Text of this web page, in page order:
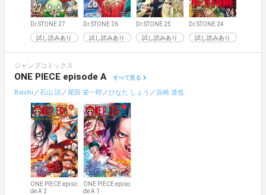
Dr.STONE 27
試し読みあり
Dr.STONE 26
試し読みあり
Dr.STONE 25
試し読みあり
Dr.STONE 24
試し読みあり
ジャンプコミックス
ONE PIECE episode A すべて見る
Boichi ／石山 諒／ 尾田 栄一郎／ひなた しょう ／浜崎 達也
ONE PIECE episo
de A 2
ONE PIECE episo
de A 1